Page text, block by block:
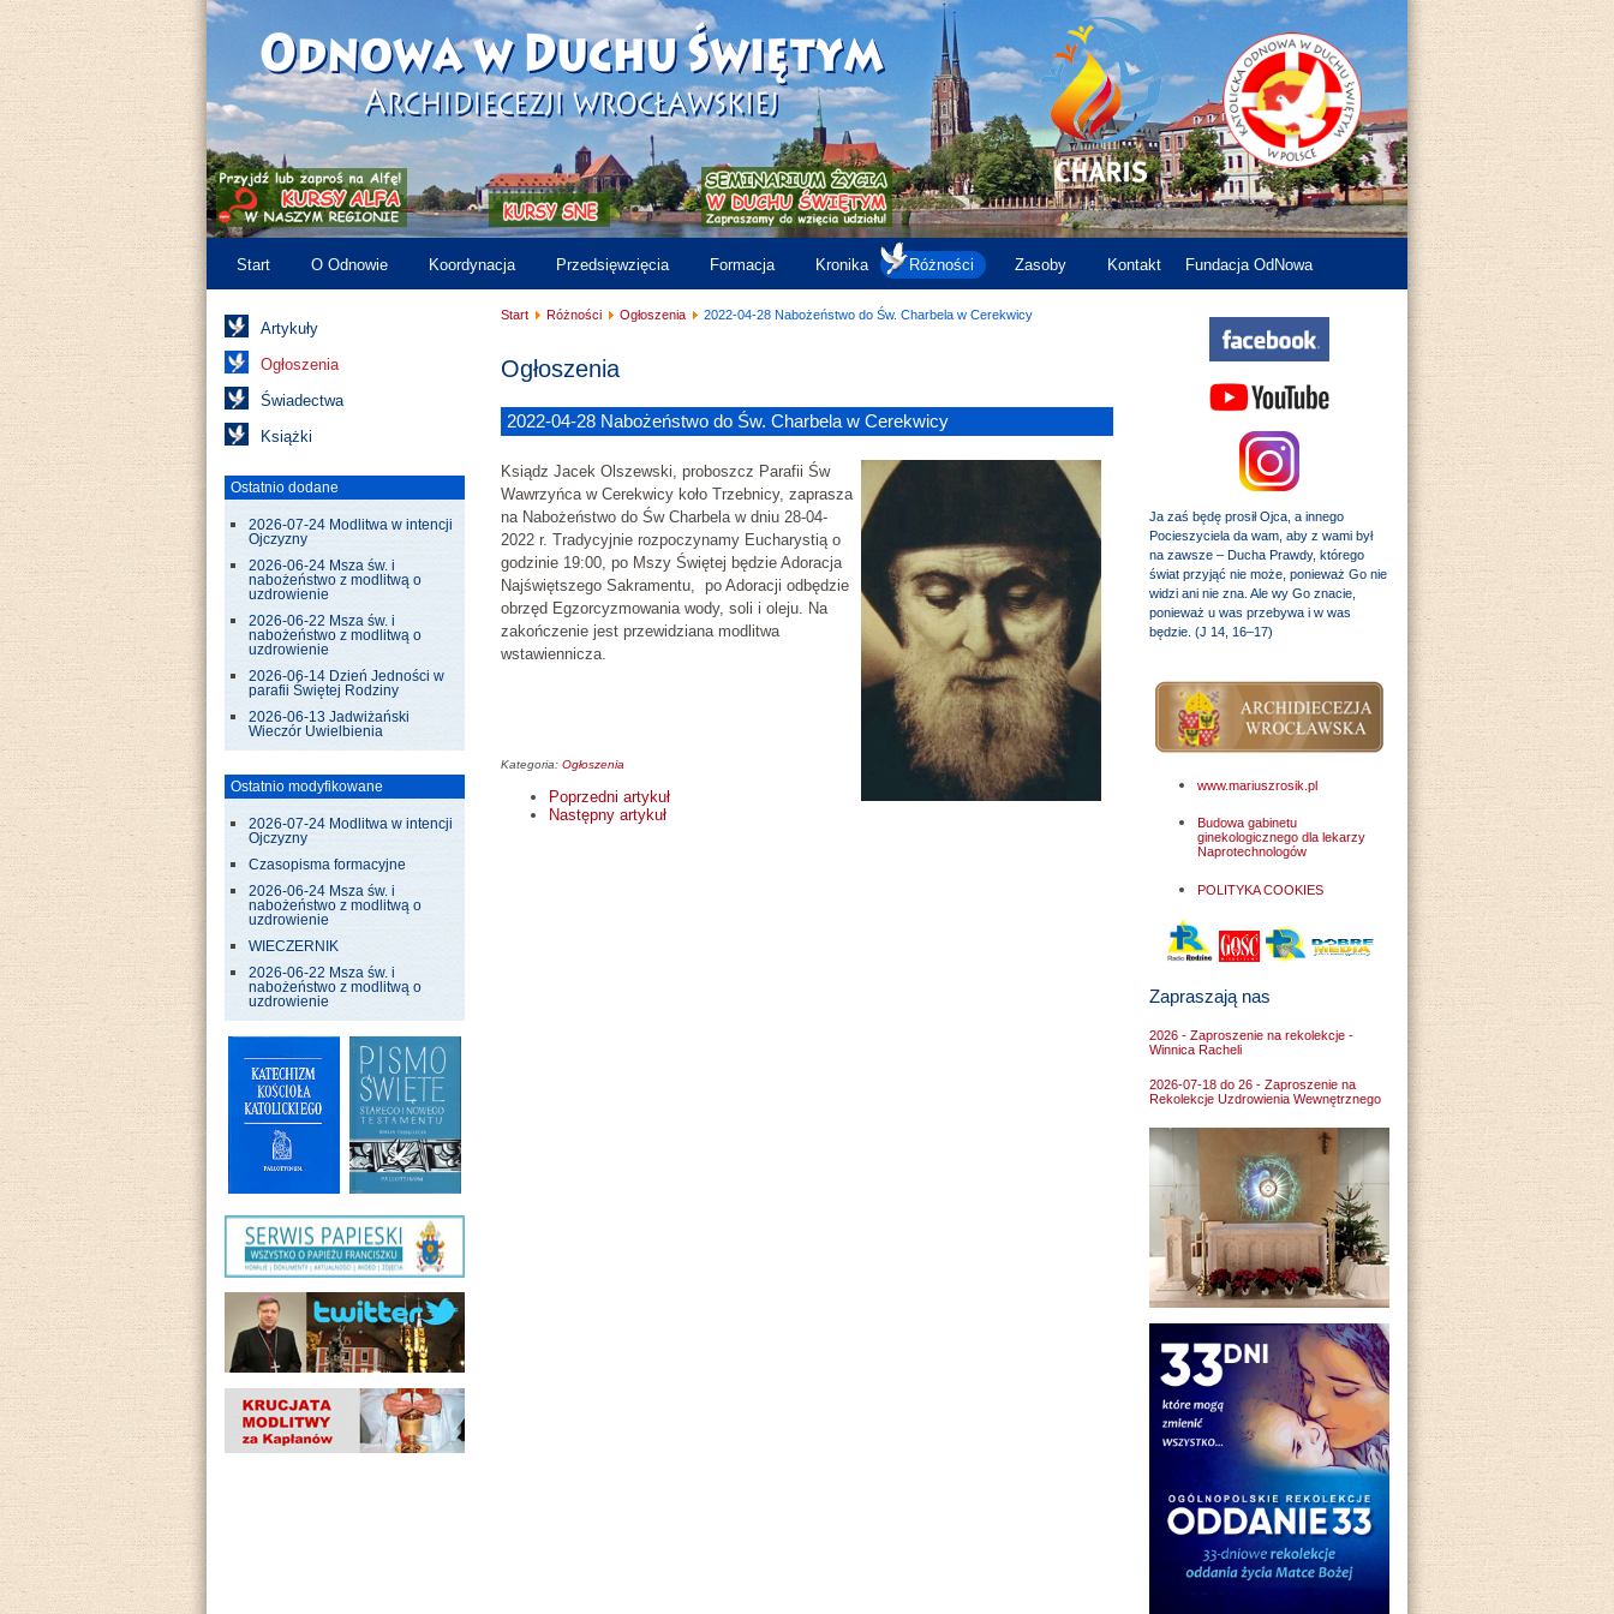
Start O Odnowie Koordynacja Przedsięwzięcia Formacja Kronika Różności Zasoby Kontakt Fundacja OdNowa
Artykuły
Ogłoszenia
Świadectwa
Książki
Ostatnio dodane
2026-07-24 Modlitwa w intencji
Ojczyzny
2026-06-24 Msza św. i
nabożeństwo z modlitwą o
uzdrowienie
2026-06-22 Msza św. i
nabożeństwo z modlitwą o
uzdrowienie
2026-06-14 Dzień Jedności w
parafii Świętej Rodziny
2026-06-13 Jadwiżański
Wieczór Uwielbienia
Ostatnio modyfikowane
2026-07-24 Modlitwa w intencji
Ojczyzny
Czasopisma formacyjne
2026-06-24 Msza św. i
nabożeństwo z modlitwą o
uzdrowienie
WIECZERNIK
2026-06-22 Msza św. i
nabożeństwo z modlitwą o
uzdrowienie
Ja zaś będę prosił Ojca, a innego
Pocieszyciela da wam, aby z wami był
na zawsze – Ducha Prawdy, którego
świat przyjąć nie może, ponieważ Go nie
widzi ani nie zna. Ale wy Go znacie,
ponieważ u was przebywa i w was
będzie. (J 14, 16–17)
www.mariuszrosik.pl
Budowa gabinetu
ginekologicznego dla lekarzy
Naprotechnologów
POLITYKA COOKIES
Zapraszają nas
2026 - Zaproszenie na rekolekcje -
Winnica Racheli
2026-07-18 do 26 - Zaproszenie na
Rekolekcje Uzdrowienia Wewnętrznego
Start Różności Ogłoszenia 2022-04-28 Nabożeństwo do Św. Charbela w Cerekwicy
Ogłoszenia
2022-04-28 Nabożeństwo do Św. Charbela w Cerekwicy
Ksiądz Jacek Olszewski, proboszcz Parafii Św
Wawrzyńca w Cerekwicy koło Trzebnicy, zaprasza
na Nabożeństwo do Św Charbela w dniu 28-04-
2022 r. Tradycyjnie rozpoczynamy Eucharystią o
godzinie 19:00, po Mszy Świętej będzie Adoracja
Najświętszego Sakramentu, po Adoracji odbędzie
obrzęd Egzorcyzmowania wody, soli i oleju. Na
zakończenie jest przewidziana modlitwa
wstawiennicza.
Kategoria: Ogłoszenia
Poprzedni artykuł
Następny artykuł